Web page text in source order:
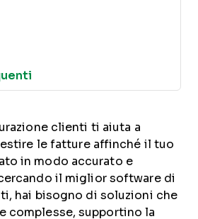
clienti ti aiuta a
le fatture affinché il tuo
in modo accurato e
il miglior software di
hai bisogno di soluzioni che
complesse, supportino la